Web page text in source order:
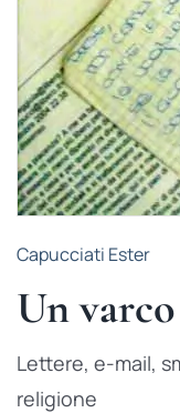
Capucciati Ester
Un
Lettere, e-mail,
religione